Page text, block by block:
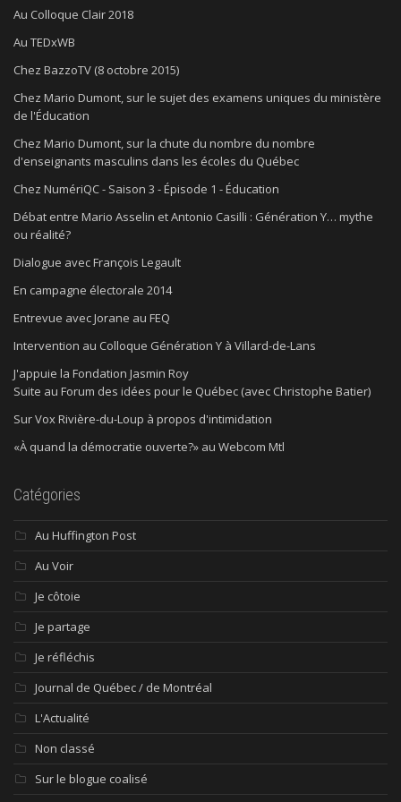
Au Colloque Clair 2018
Au TEDxWB
Chez BazzoTV (8 octobre 2015)
Chez Mario Dumont, sur le sujet des examens uniques du ministère
de l'Éducation
Chez Mario Dumont, sur la chute du nombre du nombre
d'enseignants masculins dans les écoles du Québec
Chez NumériQC - Saison 3 - Épisode 1 - Éducation
Débat entre Mario Asselin et Antonio Casilli : Génération Y… mythe
ou réalité?
Dialogue avec François Legault
En campagne électorale 2014
Entrevue avec Jorane au FEQ
Intervention au Colloque Génération Y à Villard-de-Lans
J'appuie la Fondation Jasmin Roy
Suite au Forum des idées pour le Québec (avec Christophe Batier)
Sur Vox Rivière-du-Loup à propos d'intimidation
«À quand la démocratie ouverte?» au Webcom Mtl
Catégories
Au Huffington Post
Au Voir
Je côtoie
Je partage
Je réfléchis
Journal de Québec / de Montréal
L'Actualité
Non classé
Sur le blogue coalisé